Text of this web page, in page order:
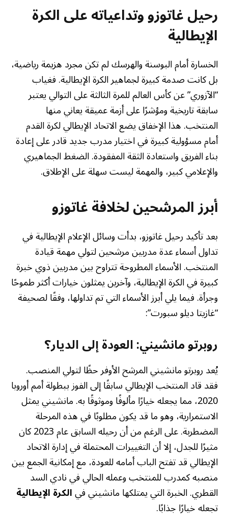
رحيل غاتوزو وتداعياته على الكرة
الإيطالية
الخسارة أمام البوسنة والهرسك لم تكن مجرد هزيمة رياضية،
بل كانت صدمة كبيرة لجماهير الكرة الإيطالية. فغياب
“الآزوري” عن كأس العالم للمرة الثالثة على التوالي يعتبر
سابقة تاريخية ومؤشرًا على أزمة عميقة يعاني منها
المنتخب. هذا الإخفاق يضع الاتحاد الإيطالي لكرة القدم
أمام مسؤولية كبيرة في اختيار مدرب جديد قادر على إعادة
بناء الفريق واستعادة الثقة المفقودة. الضغط الجماهيري
والإعلامي كبير، والمهمة ليست سهلة على الإطلاق.
أبرز المرشحين لخلافة غاتوزو
بعد تأكيد رحيل غاتوزو، بدأت وسائل الإعلام الإيطالية في
تداول أسماء عدة مدربين مرشحين لتولي مهمة قيادة
المنتخب. الأسماء المطروحة تتراوح بين مدربين ذوي خبرة
كبيرة في الكرة الإيطالية، وآخرين يمثلون خيارات أكثر طموحًا
وجرأة. فيما يلي أبرز الأسماء التي تم تداولها، وفقًا لصحيفة
“غازيتا ديلو سبورت”:
روبرتو مانشيني: العودة إلى الديار؟
يُعد روبرتو مانشيني المرشح الأوفر حظًا لتولي المنصب.
فقد قاد المنتخب الإيطالي سابقًا إلى الفوز ببطولة أمم أوروبا
2020، مما يجعله خيارًا مألوفًا وموثوقًا به. مانشيني يمثل
الاستمرارية، وهو ما قد يكون مطلوبًا في هذه المرحلة
المضطربة. على الرغم من أن رحيله السابق عام 2023 كان
مثيرًا للجدل، إلا أن التغييرات المحتملة في إدارة الاتحاد
الإيطالي قد تفتح الباب أمامه للعودة، مع إمكانية الجمع بين
منصبه كمدرب للمنتخب وعمله الحالي في نادي السد
القطري. الخبرة التي يمتلكها مانشيني فيالكرة الإيطالية
تجعله خيارًا جذابًا.